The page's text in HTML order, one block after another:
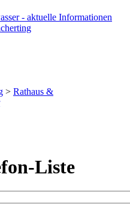
- aktuelle Informationen
> Rathaus &
Liste